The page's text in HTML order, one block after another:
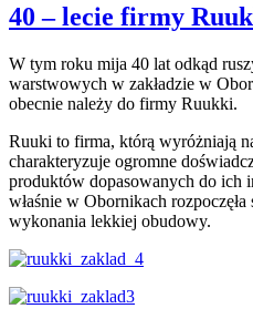
40 – lecie firmy
W tym roku mija 40 lat odkąd
warstwowych w zakładzie w
obecnie należy do firmy Ruukki.
Ruuki to firma, którą wyróżniają
charakteryzuje ogromne
produktów dopasowanych do ich
właśnie w Obornikach
wykonania lekkiej obudowy.